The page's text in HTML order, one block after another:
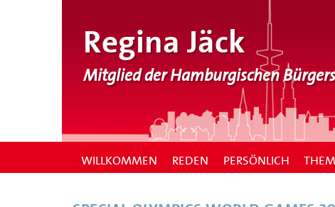
Regina Jäck
Mitglied der Hamburgischen
WILLKOMMEN REDEN PERSÖNLICH